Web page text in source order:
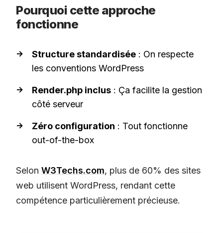
Pourquoi cette approche
fonctionne
Structure standardisée : On respecte
les conventions WordPress
Render.php inclus : Ça facilite la gestion
côté serveur
Zéro configuration : Tout fonctionne
out-of-the-box
Selon W3Techs.com, plus de 60% des sites
web utilisent WordPress, rendant cette
compétence particulièrement précieuse.